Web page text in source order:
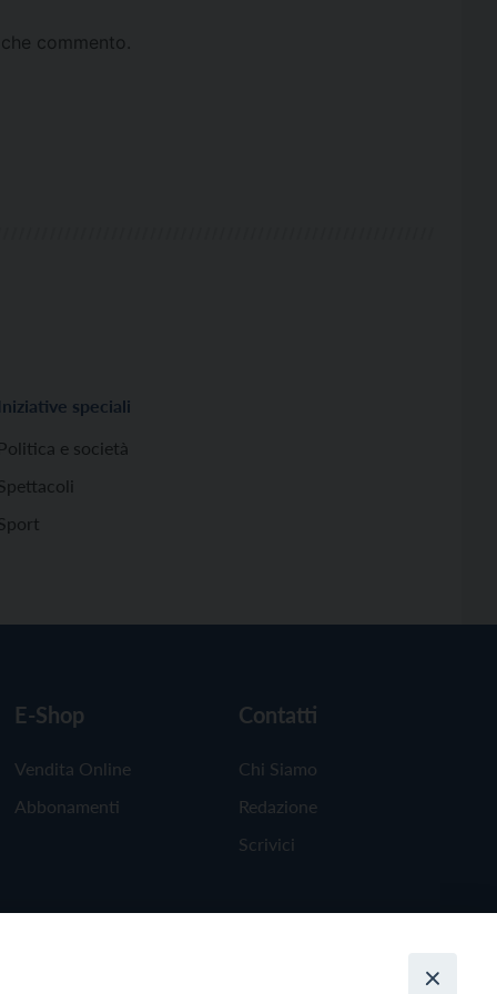
commento.
Iniziative speciali
Politica e società
E-Shop
Vendita Online
Abbonamenti
Contatti
Chi Siamo
Redazione
Scrivici